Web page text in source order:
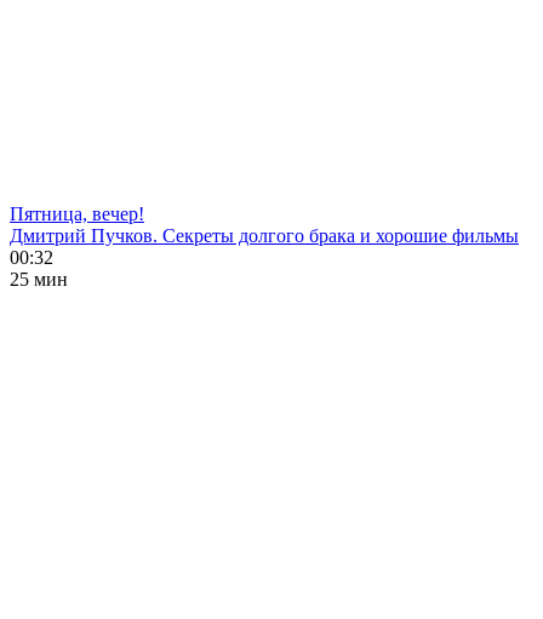
Пятница, вечер!
Дмитрий Пучков. Секреты долгого брака и хорошие фильмы
00:32
25 мин